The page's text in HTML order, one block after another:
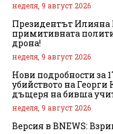
неделя, 9 август 2026
Президентът Илияна
примитивната
дрона!
неделя, 9 август 2026
Нови подробности за
убийството на
дъщеря на бивша
неделя, 9 август 2026
Версия в BNEWS: